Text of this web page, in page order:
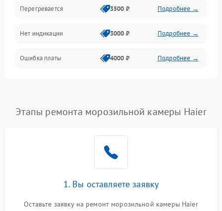
Перегревается 3500 ₽ Подробнее →
Нет индикации 3000 ₽ Подробнее →
Ошибка платы 4000 ₽ Подробнее →
Этапы ремонта морозильной камеры Haier
1. Вы оставляете заявку
Оставьте заявку на ремонт морозильной камеры Haier